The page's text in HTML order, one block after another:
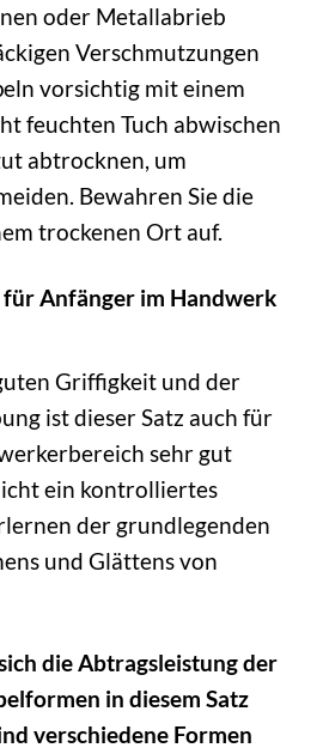
oder Metallabrieb
Verschmutzungen
vorsichtig mit einem
feuchten Tuch abwischen
abtrocknen, um
Bewahren Sie die
trockenen Ort auf.
für Anfänger im Handwerk
Griffigkeit und der
ist dieser Satz auch für
sehr gut
ein kontrolliertes
der grundlegenden
und Glättens von
die Abtragsleistung der
in diesem Satz
verschiedene Formen